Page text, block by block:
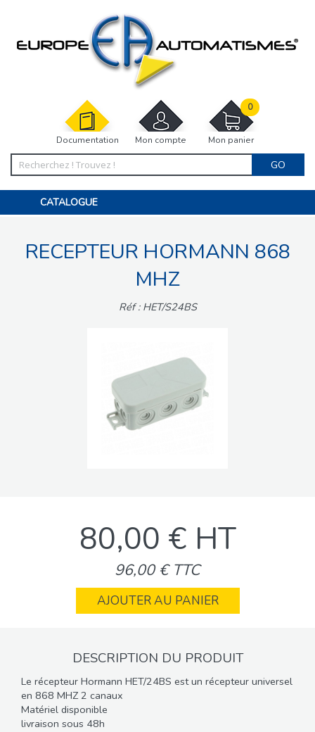
Documentation Mon compte Mon panier
0
GO
CATALOGUE
MOTORISATIONS
ACCESSOIRES ET ELECTRONIQUES
INTERPHONES VISIOPHONES
RECEPTEUR HORMANN 868
MHZ
Réf : HET/S24BS
80,00 € HT
96,00 € TTC
AJOUTER AU PANIER
DESCRIPTION DU PRODUIT
Le récepteur Hormann HET/24BS est un récepteur universel
en 868 MHZ 2 canaux
Matériel disponible
livraison sous 48h